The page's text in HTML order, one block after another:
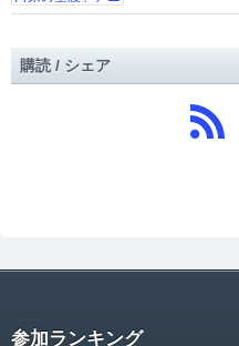
購読 / シェア
参加ランキング